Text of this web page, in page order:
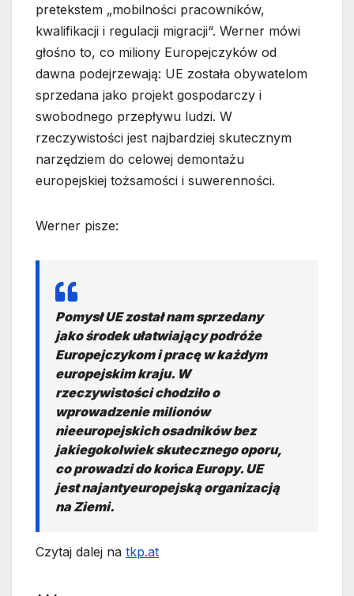
pretekstem „mobilności pracowników,
kwalifikacji i regulacji migracji“. Werner mówi
głośno to, co miliony Europejczyków od
dawna podejrzewają: UE została obywatelom
sprzedana jako projekt gospodarczy i
swobodnego przepływu ludzi. W
rzeczywistości jest najbardziej skutecznym
narzędziem do celowej demontażu
europejskiej tożsamości i suwerenności.
Werner pisze:
Pomysł UE został nam sprzedany
jako środek ułatwiający podróże
Europejczykom i pracę w każdym
europejskim kraju. W
rzeczywistości chodziło o
wprowadzenie milionów
nieeuropejskich osadników bez
jakiegokolwiek skutecznego oporu,
co prowadzi do końca Europy. UE
jest najantyeuropejską organizacją
na Ziemi.
Czytaj dalej na tkp.at